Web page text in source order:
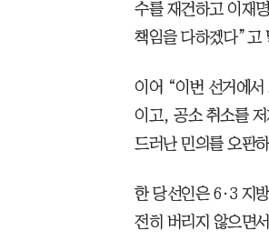
수를 재건하고 이재
책임을 다하겠다”고
이어 “이번 선거에
이고, 공소 취소를
드러난 민의를 오판
한 당선인은 6·3 지
전히 버리지 않으면